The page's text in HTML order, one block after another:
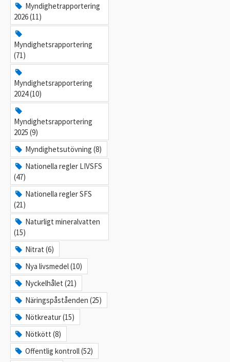
Myndighetrapportering
2026 (11)
Myndighetsrapportering
(71)
Myndighetsrapportering
2024 (10)
Myndighetsrapportering
2025 (9)
Myndighetsutövning (8)
Nationella regler LIVSFS
(47)
Nationella regler SFS
(21)
Naturligt mineralvatten
(15)
Nitrat (6)
Nya livsmedel (10)
Nyckelhålet (21)
Näringspåståenden (25)
Nötkreatur (15)
Nötkött (8)
Offentlig kontroll (52)